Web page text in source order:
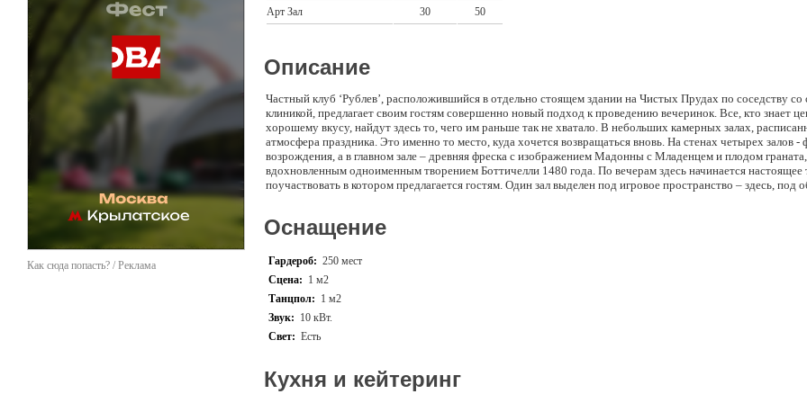
Как сюда попасть? / Реклама
Арт Зал
30 50
Описание
Частный клуб ‘Рублев’, расположившийся в отдельно стоящем здании на Чистых Прудах по соседству со
клиникой, предлагает своим гостям совершенно новый подход к проведению вечеринок. Все, кто знает
хорошему вкусу, найдут здесь то, чего им раньше так не хватало. В небольших камерных залах,
атмосфера праздника. Это именно то место, куда хочется возвращаться вновь. На стенах четырех залов -
возрождения, а в главном зале – древняя фреска с изображением Мадонны с Младенцем и плодом
вдохновленным одноименным творением Боттичелли 1480 года. По вечерам здесь начинается настоящее
поучаствовать в котором предлагается гостям. Один зал выделен под игровое пространство – здесь, под
пошлость и ханжество. Профессиональные актеры помогут Вам раскрыться, и только благодаря Вам
будущем планируется наладить он-лайн трансляции в интернете – миллионы людей увидят и оценят Ваши
время как Вы будете просто получать удовольствие от вечера. В ‘Рублеве’ устраиваются тематические
либо праздником или событием. Специфика этих мероприятий в том, что между актерами и залом нет
интерактивном представлении участвуют все желающие, и гости сами делают свой вечер таким, каким
работает на все помещения клуба, и скучать не придется никому. Столики расходятся за месяц до
поторопитесь заказать места заранее. Последнее направление деятельности клуба – частные вечеринки.
мечты гостей, – здесь возможно все что угодно. Устроить похороны несчастной любви? Легко. ‘Мы
горестей’, – говорят организаторы вечеринок. Мальчишники, корпоративы, встречи старых друзей, – для
внимания ни одно гастрономическое пожелание гостей.
Оснащение
Гардероб: 250 мест
Сцена: 1 м2
Танцпол: 1 м2
Звук: 10 кВт.
Свет: Есть
Кухня и кейтеринг